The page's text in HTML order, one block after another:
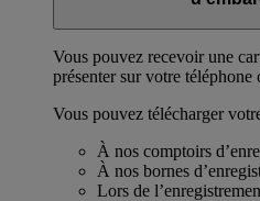
Vous pouvez recevoir une
présenter sur votre téléphone
Vous pouvez télécharger
À nos comptoirs
À nos bornes
Lors de